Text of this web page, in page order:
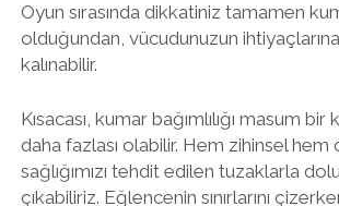
Oyun sırasında dikkatiniz tamamen
olduğundan, vücudunuzun ihtiyaçlarına
kalınabilir.
Kısacası, kumar bağımlılığı masum
daha fazlası olabilir. Hem zihinsel hem
sağlığımızı tehdit edilen tuzaklarla
çıkabiliriz. Eğlencenin sınırlarını